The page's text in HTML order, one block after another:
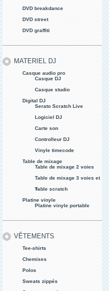
DVD breakdance
DVD street
DVD graffiti
MATERIEL DJ
Casque audio pro
Casque DJ
Casque studio
Digital DJ
Serato Scratch Live
Logiciel DJ
Carte son
Controlleur DJ
Vinyle timecode
Table de mixage
Table de mixage 2 voies
Table de mixage 3 voies et
+
Table scratch
Platine vinyle
Platine vinyle portable
VÊTEMENTS
Tee-shirts
Chemises
Polos
Sweats zippés